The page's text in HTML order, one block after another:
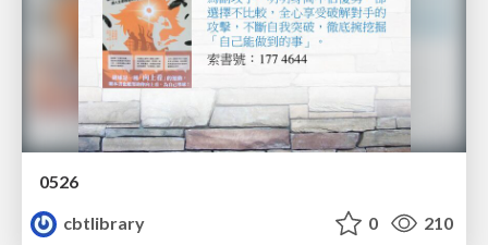
0526
cbtlibrary
0 210